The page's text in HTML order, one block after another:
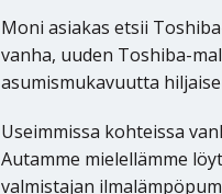
Moni asiakas etsii
vanha, uuden Toshiba-
asumismukavuutta
Useimmissa kohteissa
Autamme mielellämme
valmistajan